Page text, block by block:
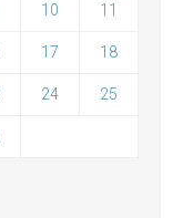
10 11
17 18
24 25